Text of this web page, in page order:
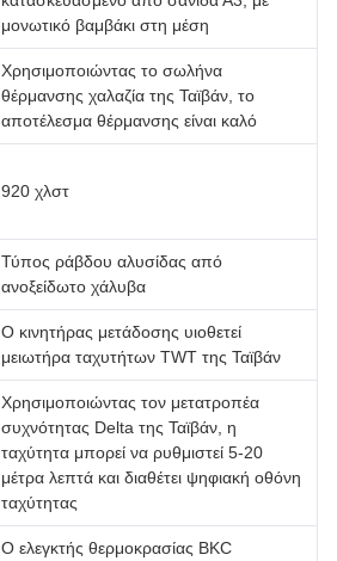
μονωτικό βαμβάκι στη μέση
Χρησιμοποιώντας το σωλήνα
θέρμανσης χαλαζία της Ταϊβάν, το
αποτέλεσμα θέρμανσης είναι καλό
920 χλστ
Τύπος ράβδου αλυσίδας από
ανοξείδωτο χάλυβα
Ο κινητήρας μετάδοσης υιοθετεί
μειωτήρα ταχυτήτων TWT της Ταϊβάν
Χρησιμοποιώντας τον μετατροπέα
συχνότητας Delta της Ταϊβάν, η
ταχύτητα μπορεί να ρυθμιστεί 5-20
μέτρα λεπτά και διαθέτει ψηφιακή οθόνη
ταχύτητας
Ο ελεγκτής θερμοκρασίας BKC